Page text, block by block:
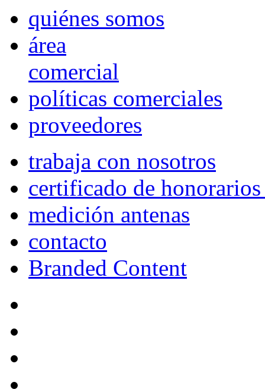
quiénes somos
área
comercial
políticas comerciales
proveedores
trabaja con nosotros
certificado de
medición antenas
contacto
Branded Content